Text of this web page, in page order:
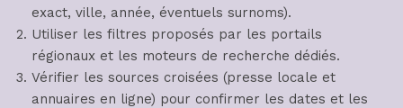
exact, ville, année, éventuels surnoms).
Utiliser les filtres proposés par les portails
régionaux et les moteurs de recherche dédiés.
Vérifier les sources croisées (presse locale et
annuaires en ligne) pour confirmer les dates et les